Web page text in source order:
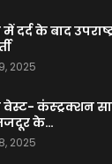
दर्द के बाद
2025
वेस्ट- कंस्ट्रक्शन
के…
2025